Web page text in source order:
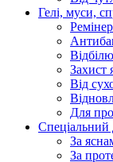
Гелі, муси,
Захист
Від
Для
Спеціальний
За
За